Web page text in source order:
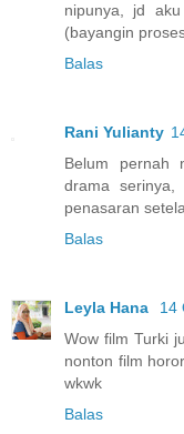
nipunya, jd
(bayangin
Balas
Rani Yulianty
Belum pernah
drama
penasaran
Balas
Leyla Hana
14
Wow film Turki
nonton film
wkwk
Balas